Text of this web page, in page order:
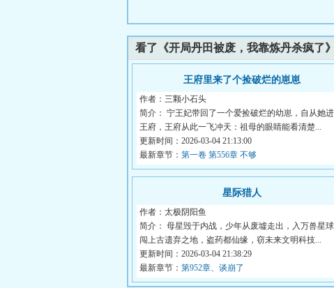
看了《开局丹田被废，我靠炼丹杀疯了
王府里来了个捡破烂的崽崽
作者：三颗小石头
简介： 宁王妃带回了一个爱捡破烂的幼崽，自从她
王府，王府从此一飞冲天：祖母的眼睛能看清楚...
更新时间：2026-03-04 21:13:00
最新章节： 第一卷 第556章 不够
星际猎人
作者：太极阴阳鱼
简介： 母星毁于内战，少年从废墟走出，入万兽星球
闯上古遗弃之地，盗药都仙缘，窃未来文明科技...
更新时间：2026-03-04 21:38:29
最新章节： 第952章、谈崩了